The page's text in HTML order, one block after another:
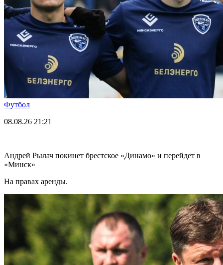
Футбол
08.08.26 21:21
Андрей Рылач покинет брестское «Динамо» и перейдет в
«Минск»
На правах аренды.